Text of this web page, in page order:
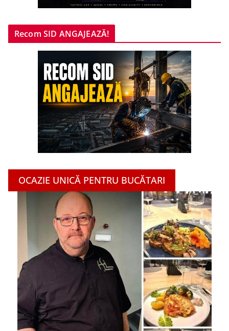
Recom SID ANGAJEAZĂ!
OCAZIE UNICĂ PENTRU BUCĂTARI